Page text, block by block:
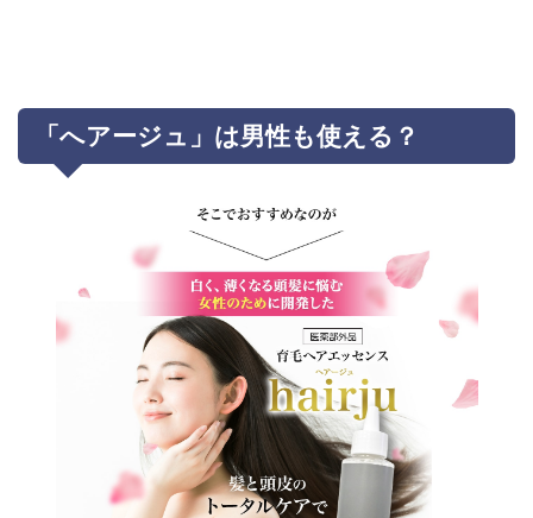
「へアージュ」は男性も使える？